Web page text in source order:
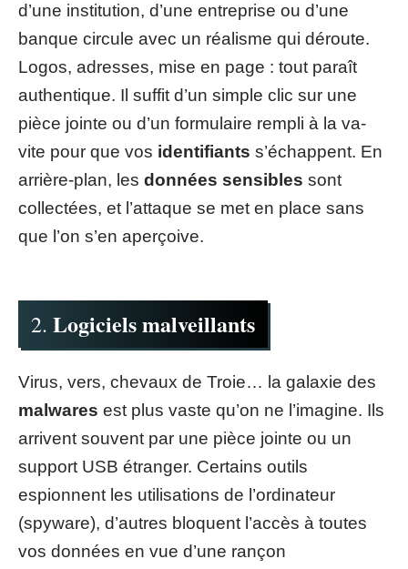
d’une institution, d’une entreprise ou d’une
banque circule avec un réalisme qui déroute.
Logos, adresses, mise en page : tout paraît
authentique. Il suffit d’un simple clic sur une
pièce jointe ou d’un formulaire rempli à la va-
vite pour que vos identifiants s’échappent. En
arrière-plan, les données sensibles sont
collectées, et l’attaque se met en place sans
que l’on s’en aperçoive.
2. Logiciels malveillants
Virus, vers, chevaux de Troie… la galaxie des
malwares est plus vaste qu’on ne l’imagine. Ils
arrivent souvent par une pièce jointe ou un
support USB étranger. Certains outils
espionnent les utilisations de l’ordinateur
(spyware), d’autres bloquent l’accès à toutes
vos données en vue d’une rançon